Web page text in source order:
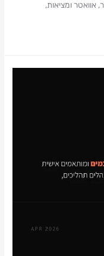
אוואטר ומציאות,